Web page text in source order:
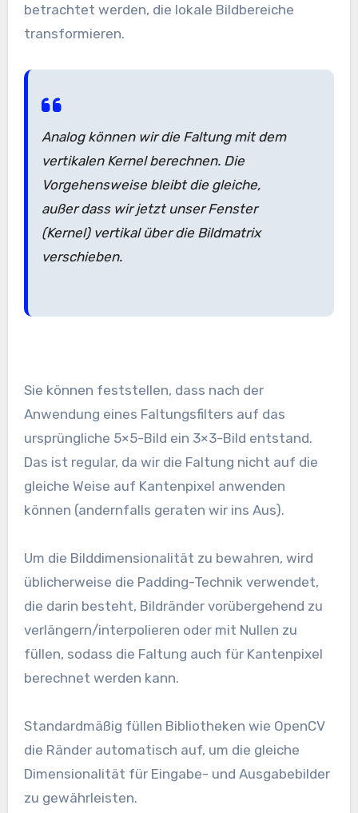
betrachtet werden, die lokale Bildbereiche
transformieren.
Analog können wir die Faltung mit dem
vertikalen Kernel berechnen. Die
Vorgehensweise bleibt die gleiche,
außer dass wir jetzt unser Fenster
(Kernel) vertikal über die Bildmatrix
verschieben.
Sie können feststellen, dass nach der
Anwendung eines Faltungsfilters auf das
ursprüngliche 5×5-Bild ein 3×3-Bild entstand.
Das ist regular, da wir die Faltung nicht auf die
gleiche Weise auf Kantenpixel anwenden
können (andernfalls geraten wir ins Aus).
Um die Bilddimensionalität zu bewahren, wird
üblicherweise die Padding-Technik verwendet,
die darin besteht, Bildränder vorübergehend zu
verlängern/interpolieren oder mit Nullen zu
füllen, sodass die Faltung auch für Kantenpixel
berechnet werden kann.
Standardmäßig füllen Bibliotheken wie OpenCV
die Ränder automatisch auf, um die gleiche
Dimensionalität für Eingabe- und Ausgabebilder
zu gewährleisten.